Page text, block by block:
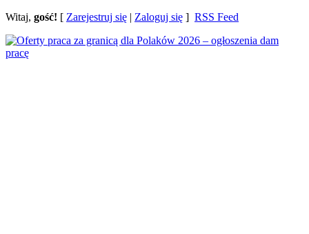
Witaj, gość! [ Zarejestruj się | Zaloguj się ] RSS Feed